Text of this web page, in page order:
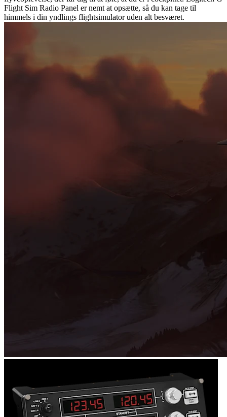
Flight Sim Radio Panel er nemt at opsætte, så du kan tage til
himmels i din yndlings flightsimulator uden alt besværet.